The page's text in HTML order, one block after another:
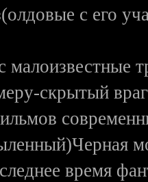
с его
малоизвестные
скрытый
время